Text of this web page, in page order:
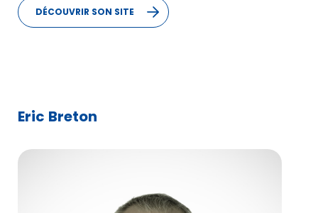
DÉCOUVRIR SON SITE
Eric Breton